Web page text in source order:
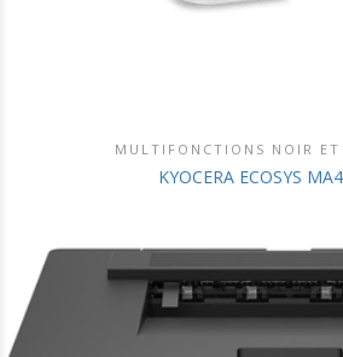
DÉCOUVRIR CE
MULTIFONCTIONS NOIR
KYOCERA ECOSYS